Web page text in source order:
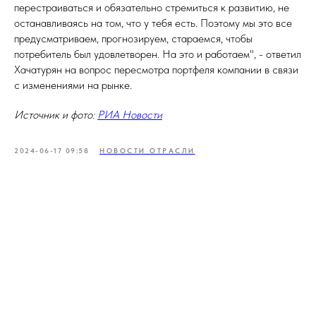
перестраиваться и обязательно стремиться к развитию, не
останавливаясь на том, что у тебя есть. Поэтому мы это все
предусматриваем, прогнозируем, стараемся, чтобы
потребитель был удовлетворен. На это и работаем", - ответил
Хачатурян на вопрос пересмотра портфеля компании в связи
с изменениями на рынке.
Источник и фото: РИА Новости
2024-06-17 09:58 НОВОСТИ ОТРАСЛИ